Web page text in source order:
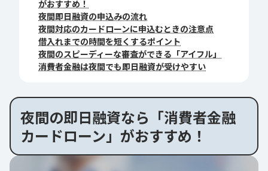
がおすすめ！
夜間即日融資の申込みの流れ
夜間対応のカードローンに申込むときの注意点
借入れまでの時間を短くするポイント
夜間のスピーディーな審査ができる「アイフル」
消費者金融は夜間でも即日融資が受けやすい
夜間の即日融資なら「消費者金融
カードローン」がおすすめ！